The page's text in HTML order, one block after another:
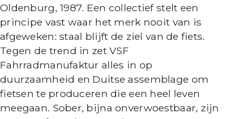
Oldenburg, 1987. Een collectief stelt een
principe vast waar het merk nooit van is
afgeweken: staal blijft de ziel van de fiets.
Tegen de trend in zet VSF
Fahrradmanufaktur alles in op
duurzaamheid en Duitse assemblage om
fietsen te produceren die een heel leven
meegaan. Sober, bijna onverwoestbaar, zijn